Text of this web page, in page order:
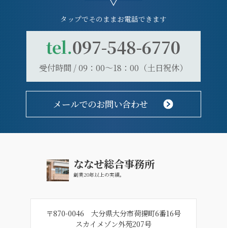
タップでそのままお電話できます
tel.097-548-6770
受付時間 / 09：00～18：00（土日祝休）
メールでのお問い合わせ
ななせ総合事務所
創業20年以上の実績。
〒870-0046 大分県大分市荷揚町6番16号
スカイメゾン外苑207号